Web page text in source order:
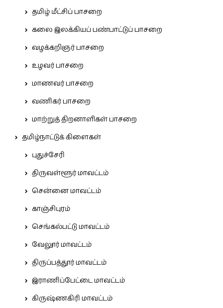
தமிழ் மீட்சிப் பாசறை
கலை இலக்கியப் பண்பாட்டுப் பாசறை
வழக்கறிஞர் பாசறை
உழவர் பாசறை
மாணவர் பாசறை
வணிகர் பாசறை
மாற்றுத் திறனாளிகள் பாசறை
தமிழ்நாட்டுக் கிளைகள்
புதுச்சேரி
திருவள்ளூர் மாவட்டம்
சென்னை மாவட்டம்
காஞ்சிபுரம்
செங்கல்பட்டு மாவட்டம்
வேலூர் மாவட்டம்
திருப்பத்தூர் மாவட்டம்
இராணிப்பேட்டை மாவட்டம்
கிருஷ்ணகிரி மாவட்டம்